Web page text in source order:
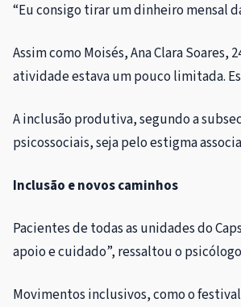
“Eu consigo tirar um dinheiro mensal
Assim como Moisés, Ana Clara
atividade estava um pouco limitada.
A inclusão produtiva, segundo a
psicossociais, seja pelo estigma
Inclusão e novos caminhos
Pacientes de todas as unidades do
apoio e cuidado”, ressaltou o
Movimentos inclusivos, como o